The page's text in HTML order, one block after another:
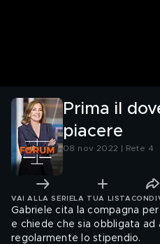
Prima il
piacere
08 nov 2022 | Rete 4
VAI ALLA SERIE LA TUA LISTA
Gabriele cita la compagna
e chiede che sia obbligata ad
regolarmente lo stipendio.